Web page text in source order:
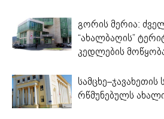
გორის მერია:
“ახალბაღის”
კედლების
რწმუნებულს